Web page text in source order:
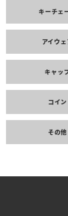
キーチェ
アイウ
キャッ
コイン
その他